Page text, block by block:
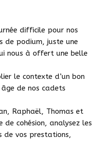
difficile pour nos
de podium, juste une
nous à offert une belle
le contexte d’un bon
de nos cadets
Raphaël, Thomas et
cohésion, analysez les
de vos prestations,